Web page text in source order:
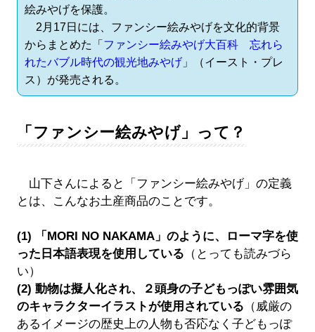
絵みやげを保護。
2月17日には、ファンシー絵みやげを文化的背景
からまとめた「 ファンシー絵みやげ大百科 忘れら
れたバブル時代の観光地みやげ」（イースト・プレ
ス）が発売される。
「ファンシー絵みやげ」って？
山下さんによると「ファンシー絵みやげ」の定義
とは、こんなお土産商品のことです。
(1) 「MORI NO NAKAMA」のように、ローマ字を使
った日本語表現を使用している （とっても読みづら
い）
(2) 動物は擬人化され、２頭身の子どもっぽい雰囲気
のキャラクターイラストが使用されている （威厳の
あるイメージの歴史上の人物も否応なく子どもっぽ